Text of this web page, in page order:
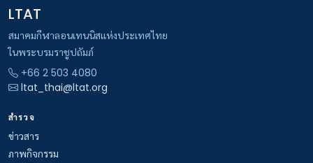
LTAT
สมาคมกีฬาลอนเทนนิสแห่งประเทศไทย
ในพระบรมราชูปถัมภ์
+66 2 503 4080
ltat_thai@ltat.org
สำรวจ
ข่าวสาร
ภาพกิจกรรม